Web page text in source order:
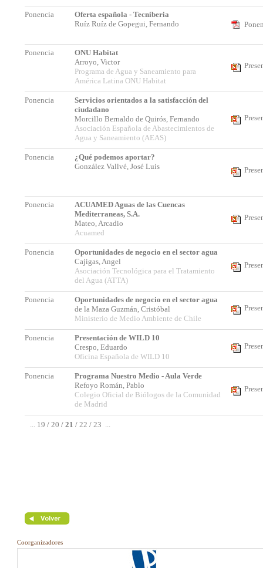
Ponencia
Oferta española - Tecniberia
Ruíz Ruíz de Gopegui, Fernando
Ponencia
ONU Habitat
Arroyo, Victor
Programa de Agua y Saneamiento para
América Latina ONU Habitat
Ponencia
Servicios orientados a la satisfacción del
ciudadano
Morcillo Bernaldo de Quirós, Fernando
Asociación Española de Abastecimientos de
Agua y Saneamiento (AEAS)
Ponencia
¿Qué podemos aportar?
González Vallvé, José Luis
Ponencia
ACUAMED Aguas de las Cuencas
Mediterraneas, S.A.
Mateo, Arcadio
Acuamed
Ponencia
Oportunidades de negocio en el sector agua
Cajigas, Angel
Asociación Tecnológica para el Tratamiento
del Agua (ATTA)
Ponencia
Oportunidades de negocio en el sector agua
de la Maza Guzmán, Cristóbal
Ministerio de Medio Ambiente de Chile
Ponencia
Presentación de WILD 10
Crespo, Eduardo
Oficina Española de WILD 10
Ponencia
Programa Nuestro Medio - Aula Verde
Refoyo Román, Pablo
Colegio Oficial de Biólogos de la Comunidad
de Madrid
... 19 / 20 / 21 / 22 / 23 ...
Coorganizadores